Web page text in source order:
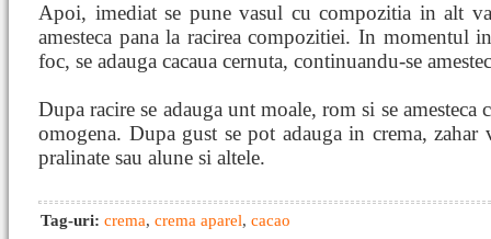
Apoi, imediat se pune vasul cu compozitia in alt
amesteca pana la racirea compozitiei. In momentul
foc, se adauga cacaua cernuta, continuandu-se
Dupa racire se adauga unt moale, rom si se amesteca
omogena. Dupa gust se pot adauga in crema, zahar
pralinate sau alune si altele.
Tag-uri: crema, crema aparel, cacao